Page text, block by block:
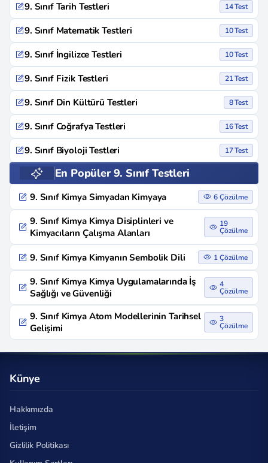
9. Sınıf Tarih Testleri 14 Test
9. Sınıf Matematik Testleri 10 Test
9. Sınıf İngilizce Testleri 10 Test
9. Sınıf Fizik Testleri 21 Test
9. Sınıf Din Kültürü Testleri 8 Test
9. Sınıf Coğrafya Testleri 16 Test
9. Sınıf Biyoloji Testleri 17 Test
En Popüler 9. Sınıf Testleri
9. Sınıf Kimya Simyadan Kimyaya 6 Çözülme
9. Sınıf Kimya Kimya Disiplinleri ve
Kimyacıların Çalışma Alanları
19
Çözülme
9. Sınıf Kimya Kimyanın Sembolik Dili 1 Çözülme
9. Sınıf Kimya Kimya Uygulamalarında İş
Sağlığı ve Güvenliği
4
Çözülme
9. Sınıf Kimya Atom Modellerinin Tarihsel
Gelişimi
3
Çözülme
Künye
Hakkımızda
İletişim
Gizlilik Politikası